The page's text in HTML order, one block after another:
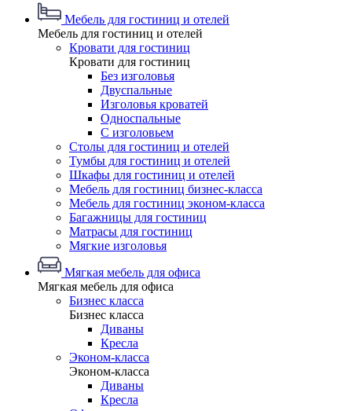
Мебель для гостиниц и отелей
Мебель для гостиниц и отелей
Кровати для гостиниц
Кровати для гостиниц
Без изголовья
Двуспальные
Изголовья кроватей
Односпальные
С изголовьем
Столы для гостиниц и отелей
Тумбы для гостиниц и отелей
Шкафы для гостиниц и отелей
Мебель для гостиниц бизнес-класса
Мебель для гостиниц эконом-класса
Багажницы для гостиниц
Матрасы для гостиниц
Мягкие изголовья
Мягкая мебель для офиса
Мягкая мебель для офиса
Бизнес класса
Бизнес класса
Диваны
Кресла
Эконом-класса
Эконом-класса
Диваны
Кресла